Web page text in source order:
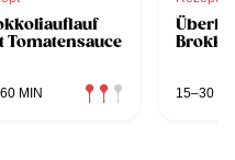
Tomatensauce
MIN 15–30